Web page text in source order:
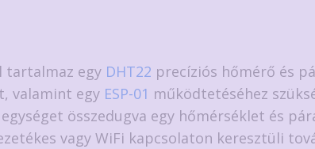
tartalmaz egy DHT22 precíziós hőmérő és
valamint egy ESP-01 működtetéséhez
összedugva egy hőmérséklet és
vagy WiFi kapcsolaton keresztüli